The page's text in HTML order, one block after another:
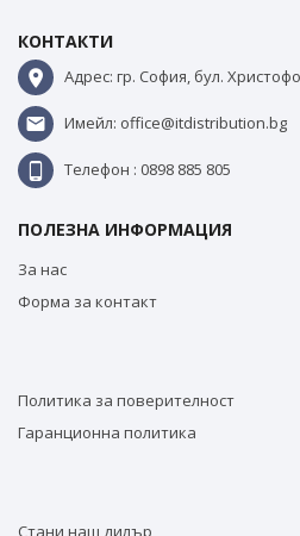
КОНТАКТИ
Адрес: гр. София, бул.
Имейл: office@itdistribution.bg
Телефон : 0898 885 805
ПОЛЕЗНА ИНФОРМАЦИЯ
За нас
Форма за контакт
Политика за поверителност
Гаранционна политика
Стани наш дилър